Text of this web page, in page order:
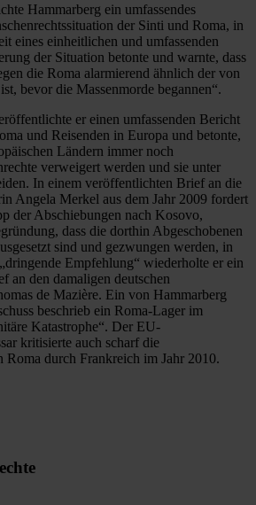
Hammarberg ein umfassendes
der Sinti und Roma, in
eines einheitlichen und umfassenden
der Situation betonte und warnte, dass
die Roma alarmierend ähnlich der von
bevor die Massenmorde begannen“.
er einen umfassenden Bericht
und Reisenden in Europa und betonte,
Ländern immer noch
verweigert werden und sie unter
In einem veröffentlichten Brief an die
Angela Merkel aus dem Jahr 2009 fordert
der Abschiebungen nach Kosovo,
dass die dorthin Abgeschobenen
sind und gezwungen werden, in
Empfehlung“ wiederholte er ein
an den damaligen deutschen
de Mazière. Ein von Hammarberg
beschrieb ein Roma-Lager im
Katastrophe“. Der EU-
kritisierte auch scharf die
Roma durch Frankreich im Jahr 2010.